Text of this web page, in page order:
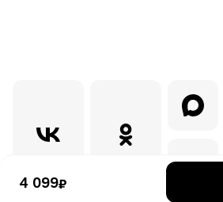
4 099₽